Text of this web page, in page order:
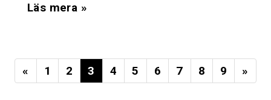
Läs mera »
« 1 2 3 4 5 6 7 8 9 »